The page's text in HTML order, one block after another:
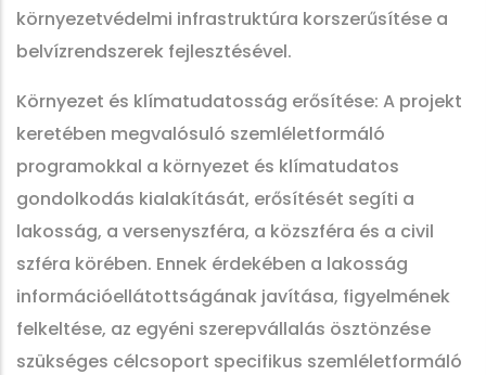
környezetvédelmi infrastruktúra korszerűsítése a
belvízrendszerek fejlesztésével.
Környezet és klímatudatosság erősítése: A projekt
keretében megvalósuló szemléletformáló
programokkal a környezet és klímatudatos
gondolkodás kialakítását, erősítését segíti a
lakosság, a versenyszféra, a közszféra és a civil
szféra körében. Ennek érdekében a lakosság
információellátottságának javítása, figyelmének
felkeltése, az egyéni szerepvállalás ösztönzése
szükséges célcsoport specifikus szemléletformáló